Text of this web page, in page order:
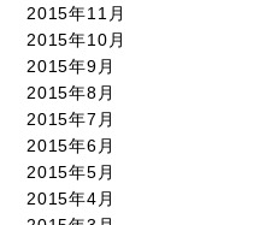
2015年11月
2015年10月
2015年9月
2015年8月
2015年7月
2015年6月
2015年5月
2015年4月